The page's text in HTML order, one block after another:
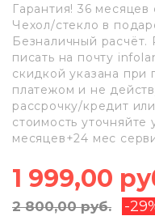
Гарантия! 36
Чехол/стекло в
Безналичный
писать на почту
скидкой указана
платежом и не
рассрочку/кредит
стоимость
месяцев+24 мес
1 999,00
2 800,00 руб. -